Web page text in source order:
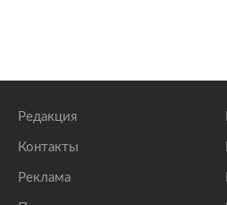
Редакция
Контакты
Реклама